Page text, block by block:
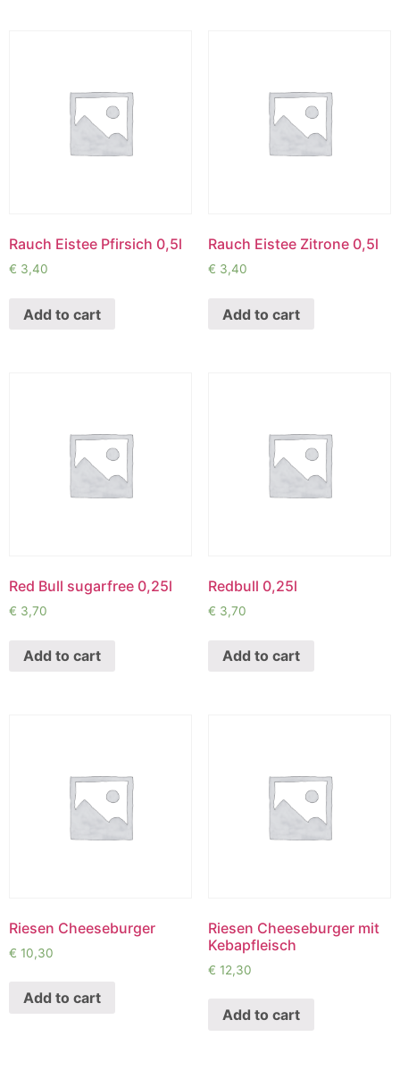
Rauch Eistee Pfirsich 0,5l
€ 3,40
Add to cart
Rauch Eistee Zitrone 0,5l
€ 3,40
Add to cart
Red Bull sugarfree 0,25l
€ 3,70
Add to cart
Redbull 0,25l
€ 3,70
Add to cart
Riesen Cheeseburger
€ 10,30
Add to cart
Riesen Cheeseburger mit
Kebapfleisch
€ 12,30
Add to cart